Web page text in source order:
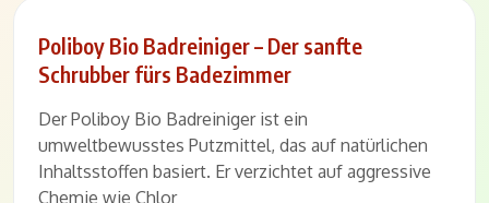
Poliboy Bio Badreiniger – Der sanfte
Schrubber fürs Badezimmer
Der Poliboy Bio Badreiniger ist ein
umweltbewusstes Putzmittel, das auf natürlichen
Inhaltsstoffen basiert. Er verzichtet auf aggressive
Chemie wie Chlor